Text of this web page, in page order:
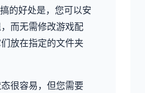
的好处是，您可以安
而无需修改游戏配
放在指定的文件夹
很容易，但您需要